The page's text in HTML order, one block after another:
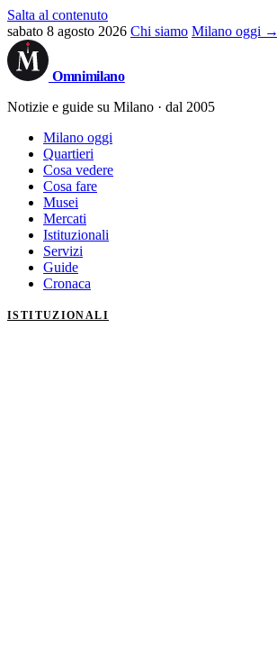
Salta al contenuto
sabato 8 agosto 2026 Chi siamo Milano oggi →
Omnimilano
Notizie e guide su Milano · dal 2005
Milano oggi
Quartieri
Cosa vedere
Cosa fare
Musei
Mercati
Istituzionali
Servizi
Guide
Cronaca
ISTITUZIONALI